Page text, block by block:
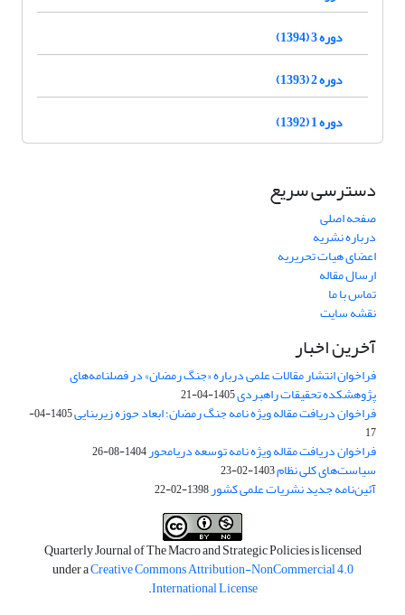
دوره 3 (1394)
دوره 2 (1393)
دوره 1 (1392)
دسترسی سریع
صفحه اصلی
درباره نشریه
اعضای هیات تحریریه
ارسال مقاله
تماس با ما
نقشه سایت
آخرین اخبار
فراخوان انتشار مقالات علمی درباره «جنگ رمضان» در فصلنامه‌های
پژوهشکده تحقیقات راهبردی1405-04-21
فراخوان دریافت مقاله ویژه نامه جنگ رمضان؛ ابعاد حوزه زیربنایی
1405-04-
17
فراخوان دریافت مقاله ویژه نامه توسعه دریامحور1404-08-26
سیاست‌های کلی نظام1403-02-23
آئین‌نامه جدید نشریات علمی کشور1398-02-22
Quarterly Journal of The Macro and Strategic Policies is licensed
under aCreative Commons Attribution-NonCommercial 4.0
International License
.